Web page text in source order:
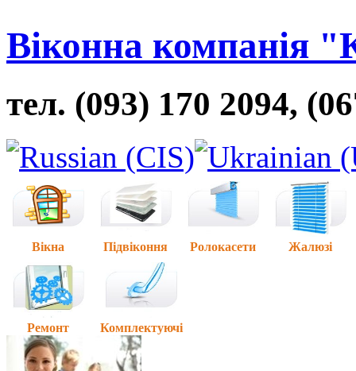
Віконна компанія
тел. (093) 170 2094,
Вікна Підвіконня Ролокасети Жалюзі
Ремонт Комплектуючі